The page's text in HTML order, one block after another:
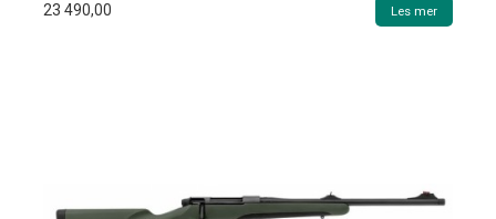
23 490,00 Les mer